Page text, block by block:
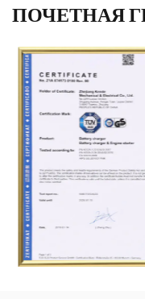
ПОЧЕТНАЯ